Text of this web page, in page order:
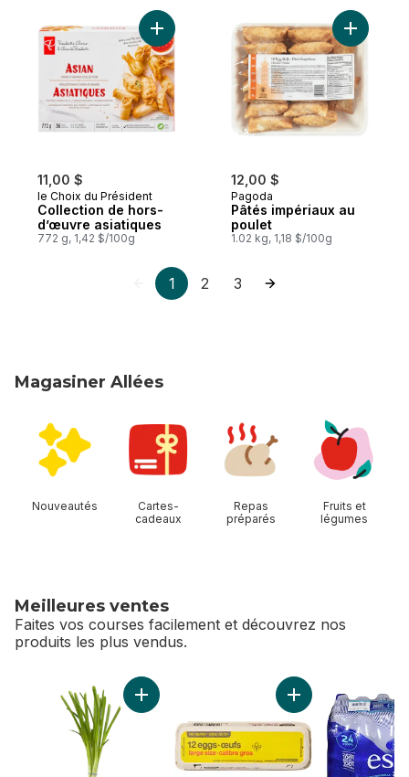
11,00 $
le Choix du Président
Collection de hors-
d’œuvre asiatiques
772 g, 1,42 $/100g
Ajouter Collection de hors-d’œuvre
12,00 $
Pagoda
Pâtés impériaux au
poulet
1.02 kg, 1,18 $/100g
Ajouter
1 2 3
Magasiner Allées
Nouveautés
Cartes-
cadeaux
Repas
préparés
Fruits et
légumes
Meilleures ventes
Faites vos courses facilement et découvrez nos
produits les plus vendus.
sauter Meilleures ventes
Ajouter Oignons verts au panierAjouter Lot de 12